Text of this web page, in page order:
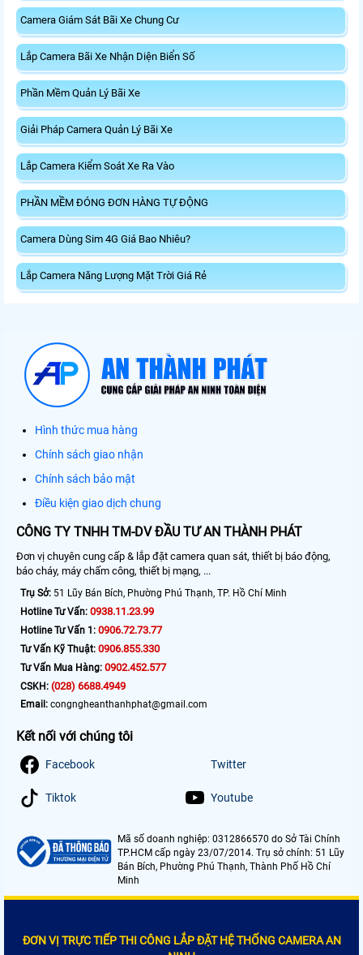
Camera Giám Sát Bãi Xe Chung Cư
Lắp Camera Bãi Xe Nhận Diện Biển Số
Phần Mềm Quản Lý Bãi Xe
Giải Pháp Camera Quản Lý Bãi Xe
Lắp Camera Kiểm Soát Xe Ra Vào
PHẦN MỀM ĐÓNG ĐƠN HÀNG TỰ ĐỘNG
Camera Dùng Sim 4G Giá Bao Nhiêu?
Lắp Camera Năng Lượng Mặt Trời Giá Rẻ
Hình thức mua hàng
Chính sách giao nhận
Chính sách bảo mật
Điều kiện giao dịch chung
CÔNG TY TNHH TM-DV ĐẦU TƯ AN THÀNH PHÁT
Đơn vị chuyên cung cấp & lắp đặt camera quan sát, thiết bị báo động,
báo cháy, máy chấm công, thiết bị mạng, ...
Trụ Sở: 51 Lũy Bán Bích, Phường Phú Thạnh, TP. Hồ Chí Minh
Hotline Tư Vấn: 0938.11.23.99
Hotline Tư Vấn 1: 0906.72.73.77
Tư Vấn Kỹ Thuật: 0906.855.330
Tư Vấn Mua Hàng: 0902.452.577
CSKH: (028) 6688.4949
Email: congngheanthanhphat@gmail.com
Kết nối với chúng tôi
Facebook Twitter
Tiktok Youtube
Mã số doanh nghiệp: 0312866570 do Sở Tài Chính
TP.HCM cấp ngày 23/07/2014. Trụ sở chính: 51 Lũy
Bán Bích, Phường Phú Thạnh, Thành Phố Hồ Chí
Minh
ĐƠN VỊ TRỰC TIẾP THI CÔNG LẮP ĐẶT HỆ THỐNG CAMERA AN